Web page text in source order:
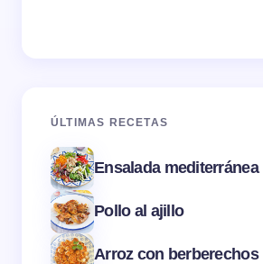
ÚLTIMAS RECETAS
Ensalada mediterránea
Pollo al ajillo
Arroz con berberechos